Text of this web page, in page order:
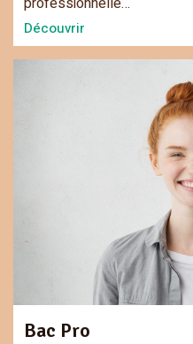
Découvrir
Bac Pro